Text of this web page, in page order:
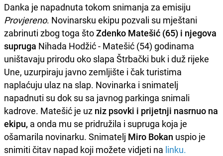
Danka je napadnuta tokom snimanja za emisiju
Provjereno. Novinarsku ekipu pozvali su mještani
zabrinuti zbog toga štoZdenko Matešić (65) i njegova
supruga Nihada Hodžić - Matešić (54) godinama
uništavaju prirodu oko slapa Štrbački buk i duž rijeke
Une, uzurpiraju javno zemljište i čak turistima
naplaćuju ulaz na slap. Novinarka i snimatelj
napadnuti su dok su sa javnog parkinga snimali
kadrove. Matešić je uz niz psovki i prijetnji nasrnuo na
ekipu, a onda mu se pridružila i supruga koja je
ošamarila novinarku. Snimatelj Miro Bokan uspio je
snimiti čitav napad koji možete vidjeti na linku.